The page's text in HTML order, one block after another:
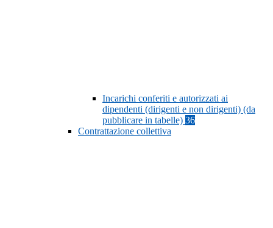
Incarichi conferiti e autorizzati ai
dipendenti (dirigenti e non dirigenti) (da
pubblicare in tabelle) 36
Contrattazione collettiva